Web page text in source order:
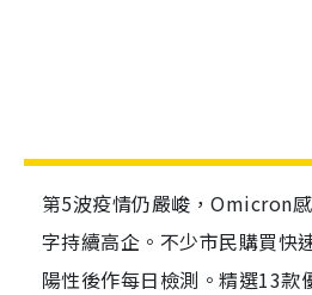
第5波疫情仍嚴峻，Omicron
字持續高企。不少市民購買快
陽性後作每日檢測。精選13款